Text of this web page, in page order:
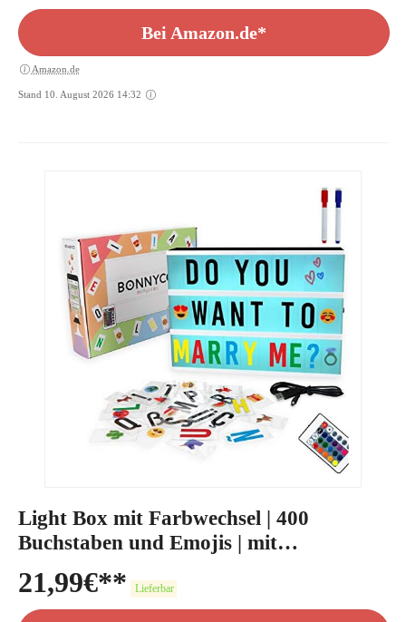
Bei Amazon.de*
Amazon.de
Stand 10. August 2026 14:32
Light Box mit Farbwechsel | 400
Buchstaben und Emojis | mit
Fernbedienung
21,99€ Lieferbar